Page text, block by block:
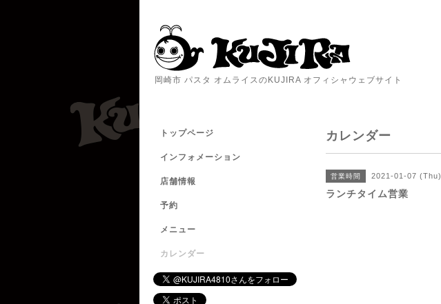
岡崎市 パスタ オムライスのKUJIRA オフィシャウェブサイト
カレンダー
営業時間 2021-01-07 (Thu)
ランチタイム営業
トップページ
インフォメーション
店舗情報
予約
メニュー
カレンダー